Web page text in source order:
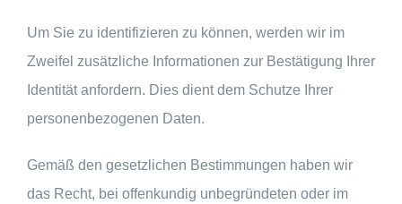
Um Sie zu identifizieren zu können, werden wir im
Zweifel zusätzliche Informationen zur Bestätigung Ihrer
Identität anfordern. Dies dient dem Schutze Ihrer
personenbezogenen Daten.
Gemäß den gesetzlichen Bestimmungen haben wir
das Recht, bei offenkundig unbegründeten oder im